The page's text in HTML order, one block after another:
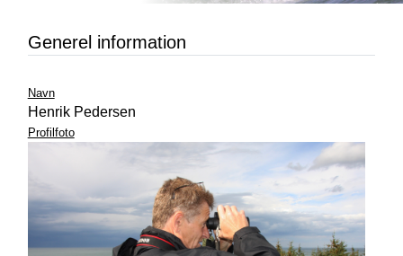
Generel information
Navn
Henrik Pedersen
Profilfoto